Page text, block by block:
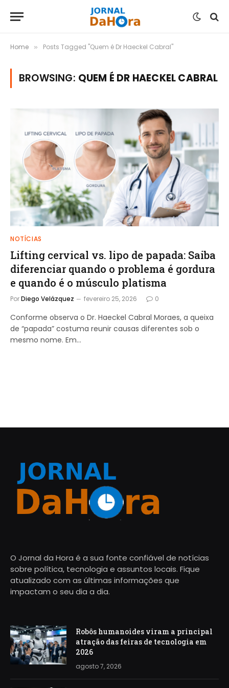
Home » Posts Tagged "Quem é Dr Haeckel Cabral"
BROWSING: QUEM É DR HAECKEL CABRAL
NOTÍCIAS
Lifting cervical vs. lipo de papada: Saiba
diferenciar quando o problema é gordura
e quando é o músculo platisma
PorDiego Velázquez fevereiro 25, 2026 0
Conforme observa o Dr. Haeckel Cabral Moraes, a queixa
de “papada” costuma reunir causas diferentes sob o
mesmo nome. Em…
O Jornal da Hora é a sua fonte confiável de notícias
sobre política, tecnologia e assuntos locais. Fique
atualizado com as últimas informações que
impactam o seu dia a dia.
Robôs humanoides viram a principal
atração das feiras de tecnologia em
2026
agosto 7, 2026